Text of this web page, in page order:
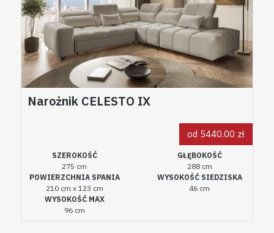
Narożnik CELESTO IX
od 5440.00 zł
SZEROKOŚĆ
275 cm
GŁĘBOKOŚĆ
288 cm
POWIERZCHNIA SPANIA
210 cm x 123 cm
WYSOKOŚĆ SIEDZISKA
46 cm
WYSOKOŚĆ MAX
96 cm